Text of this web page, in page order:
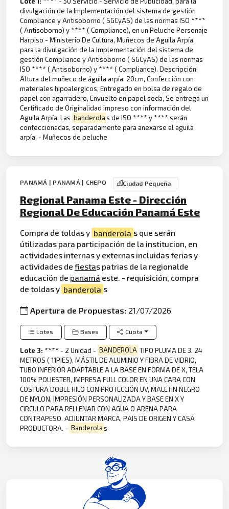
divulgación de la Implementación del sistema de gestión
Compliance y Antisoborno ( SGCyAS) de las normas ISO ****
( Antisoborno) y **** ( Compliance), en un Peluche Personaje
Harpiso - Ministerio De Cultura, Muñecos de Aguila Arpía,
para la divulgación de la Implementación del sistema de
gestión Compliance y Antisoborno ( SGCyAS) de las normas
ISO **** ( Antisoborno) y **** ( Compliance). Descripción:
Altura del muñeco de águila arpía: 20cm, Confección con
materiales hipoalergicos, Entregado en bolsa de regalo de
papel con agarradero, Envuelto en papel seda, Se entrega un
Certificado de Originalidad impreso con información del
Aguila Arpía, Las banderolas de ISO **** y **** serán
confeccionadas, separadamente para anexarse al aguila
arpía. - Muñecos de peluche
PANAMÁ | PANAMÁ | CHEPO Ciudad Pequeña
Regional Panama Este - Dirección
Regional De Educación Panamá Este
Compra de toldas y banderola s que serán
útilizadas para participación de la institucion, en
actividades internas y externas incluidas ferias y
actividades defiestas patrias de la regionalde
educación de panamá este. - requisición, compra
de toldas y banderola s
Apertura de Propuestas: 21/07/2026
Lotes Bases Cuota
Lote 3: **** - 2 Unidad - BANDEROLA TIPO PLUMA DE 3. 24
METROS ( 11PIES), MÁSTIL DE ALUMINIO Y FIBRA DE VIDRIO,
TUBO INFERIOR ADAPTABLE A LA BASE EN FORMA DE X, TELA
100% POLIESTER, IMPRESA FULL COLOR EN UNA CARA CON
COSTURA DOBLE HILO CON PROTECCIÓN UV, MALETIN NEGRO
DE NYLON, IMPRESIÓN PERSONALIZADA Y BASE EN X Y
CIRCULO PARA RELLENAR CON AGUA O ARENA PARA
CONTRAPESO. ADJUNTAR MARCA, PAIS DE ORIGEN Y CASA
PRODUCTORA. - Banderolas